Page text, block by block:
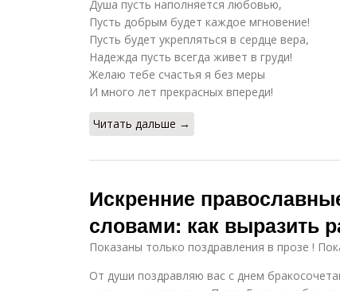
Душа пусть наполняется любовью,
Пусть добрым будет каждое мгновение!
Пусть будет укрепляться в сердце вера,
Надежда пусть всегда живет в груди!
Желаю тебе счастья я без меры
И много лет прекрасных впереди!
Читать дальше →
Искренние
словами: как выразить
Показаны только поздравления в прозе !
От души поздравляю вас с днем